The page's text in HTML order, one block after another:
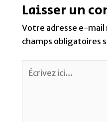
Laisser un
Votre adresse e-mail
champs obligatoires
Écrivez